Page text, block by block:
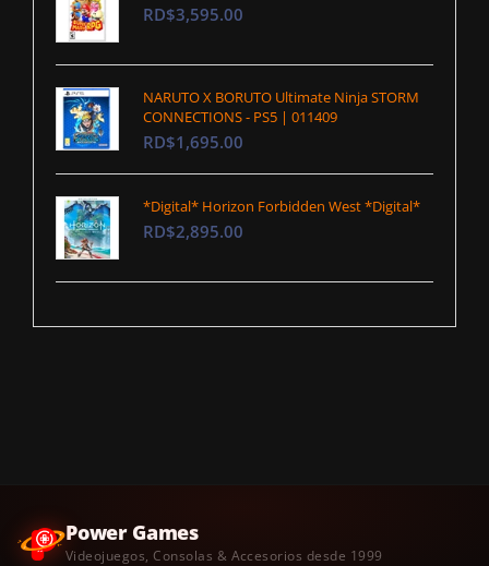
RD$3,595.00
NARUTO X BORUTO Ultimate Ninja STORM
CONNECTIONS - PS5 | 011409
RD$1,695.00
*Digital* Horizon Forbidden West *Digital*
RD$2,895.00
Power Games
Videojuegos, Consolas & Accesorios desde 1999